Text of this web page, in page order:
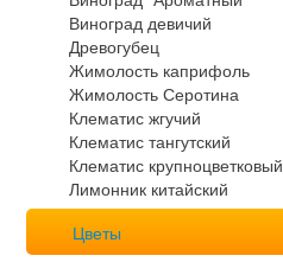
Виноград девичий
Древогубец
Жимолость каприфоль
Жимолость Серотина
Клематис жгучий
Клематис тангутский
Клематис крупноцветковый
Лимонник китайский
Цветы